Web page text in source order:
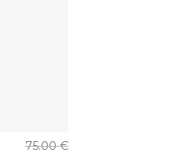
75.00€